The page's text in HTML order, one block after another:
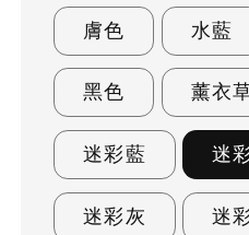
膚色 水藍
黑色 薰衣
迷彩藍 迷
迷彩灰 迷